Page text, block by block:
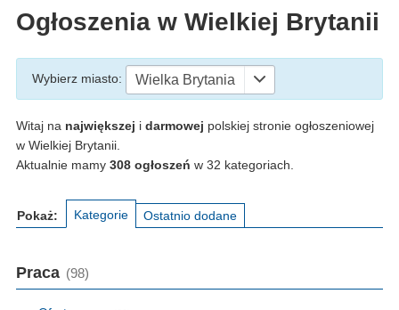
Ogłoszenia w Wielkiej Brytanii
Wybierz miasto: Wielka Brytania
Witaj na największej i darmowej polskiej stronie ogłoszeniowej
w Wielkiej Brytanii.
Aktualnie mamy 308 ogłoszeń w 32 kategoriach.
Pokaż: Kategorie Ostatnio dodane
Praca (98)